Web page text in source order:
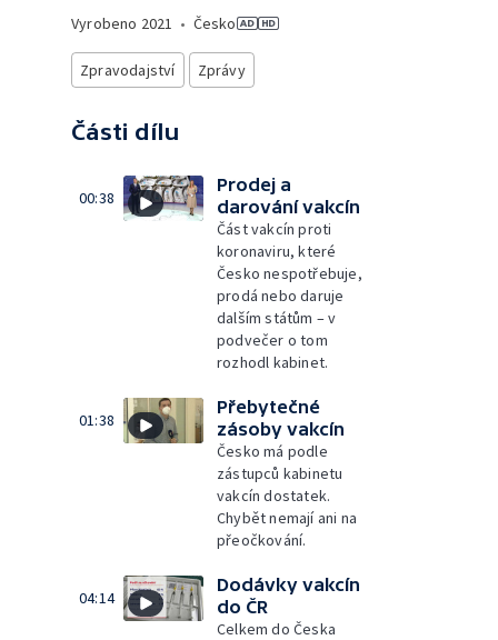
Vyrobeno 2021 • Česko
Zpravodajství Zprávy
Části dílu
00:38
Prodej a
darování vakcín
Část vakcín proti
koronaviru, které
Česko nespotřebuje,
prodá nebo daruje
dalším státům – v
podvečer o tom
rozhodl kabinet.
01:38
Přebytečné
zásoby vakcín
Česko má podle
zástupců kabinetu
vakcín dostatek.
Chybět nemají ani na
přeočkování.
04:14
Dodávky vakcín
do ČR
Celkem do Česka